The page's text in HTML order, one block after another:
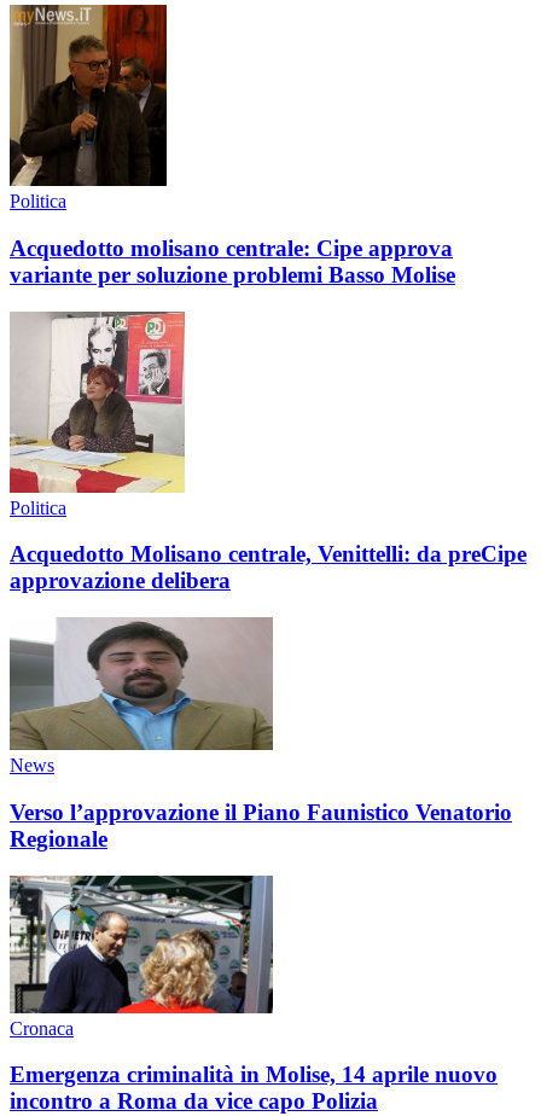
Politica
Acquedotto molisano centrale: Cipe approva
variante per soluzione problemi Basso Molise
Politica
Acquedotto Molisano centrale, Venittelli: da preCipe
approvazione delibera
News
Verso l’approvazione il Piano Faunistico Venatorio
Regionale
Cronaca
Emergenza criminalità in Molise, 14 aprile nuovo
incontro a Roma da vice capo Polizia